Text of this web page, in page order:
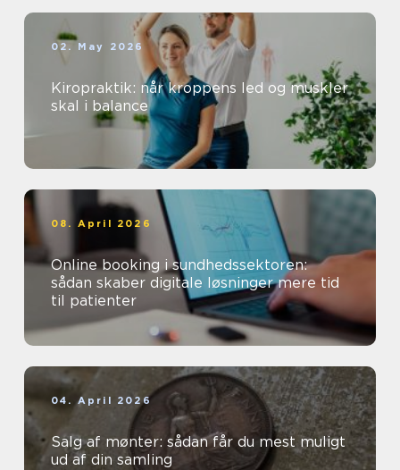
02. May 2026
Kiropraktik: når kroppens led og muskler
skal i balance
08. April 2026
Online booking i sundhedssektoren:
sådan skaber digitale løsninger mere tid
til patienter
04. April 2026
Salg af mønter: sådan får du mest muligt
ud af din samling